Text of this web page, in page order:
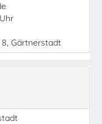
Gärtnerstadt